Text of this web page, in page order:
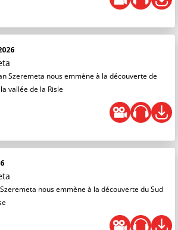
Szeremeta nous emmène à la découverte de
vallée de la Risle
nous emmène à la découverte du Sud